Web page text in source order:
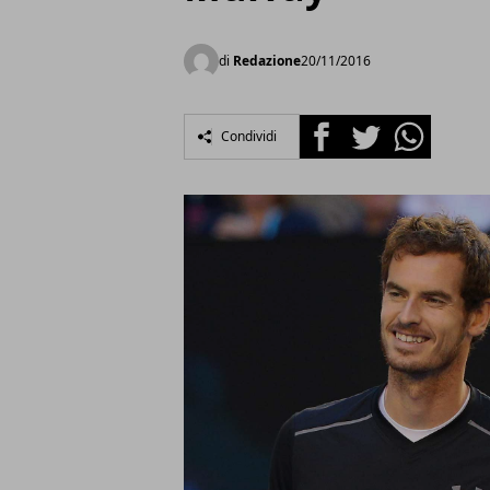
di Redazione20/11/2016
Condividi FacebookTwitterWhatsapp